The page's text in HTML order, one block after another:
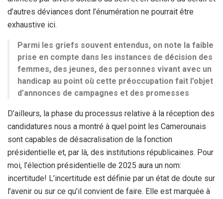
d’autres déviances dont l’énumération ne pourrait être
exhaustive ici.
Parmi les griefs souvent entendus, on note la faible
prise en compte dans les instances de décision des
femmes, des jeunes, des personnes vivant avec un
handicap au point où cette préoccupation fait l’objet
d’annonces de campagnes et des promesses
D’ailleurs, la phase du processus relative à la réception des
candidatures nous a montré à quel point les Camerounais
sont capables de désacralisation de la fonction
présidentielle et, par là, des institutions républicaines. Pour
moi, l’élection présidentielle de 2025 aura un nom:
incertitude! L’incertitude est définie par un état de doute sur
l’avenir ou sur ce qu’il convient de faire. Elle est marquée à